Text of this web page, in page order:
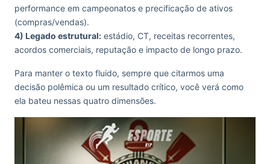
performance em campeonatos e precificação de ativos
(compras/vendas).
4) Legado estrutural: estádio, CT, receitas recorrentes,
acordos comerciais, reputação e impacto de longo prazo.
Para manter o texto fluido, sempre que citarmos uma
decisão polêmica ou um resultado crítico, você verá como
ela bateu nessas quatro dimensões.